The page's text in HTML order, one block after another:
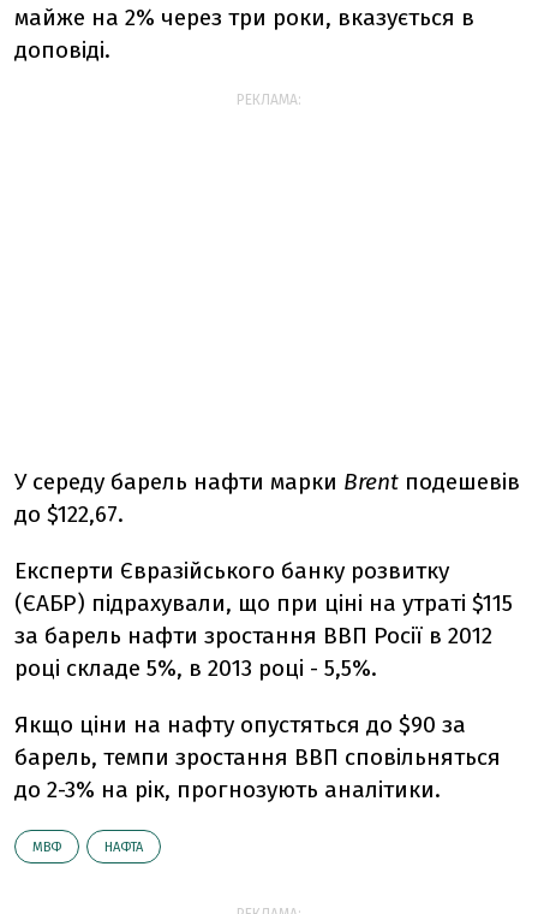
майже на 2% через три роки, вказується в
доповіді.
РЕКЛАМА:
У середу барель нафти марки Brent подешевів
до $122,67.
Експерти Євразійського банку розвитку
(ЄАБР) підрахували, що при ціні на утраті $115
за барель нафти зростання ВВП Росії в 2012
році складе 5%, в 2013 році - 5,5%.
Якщо ціни на нафту опустяться до $90 за
барель, темпи зростання ВВП сповільняться
до 2-3% на рік, прогнозують аналітики.
МВФ НАФТА